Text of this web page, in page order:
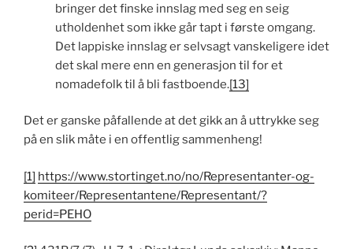
bringer det finske innslag med seg en seig
utholdenhet som ikke går tapt i første omgang.
Det lappiske innslag er selvsagt vanskeligere idet
det skal mere enn en generasjon til for et
nomadefolk til å bli fastboende.[13]
Det er ganske påfallende at det gikk an å uttrykke seg
på en slik måte i en offentlig sammenheng!
[1] https://www.stortinget.no/no/Representanter-og-
komiteer/Representantene/Representant/?
perid=PEHO